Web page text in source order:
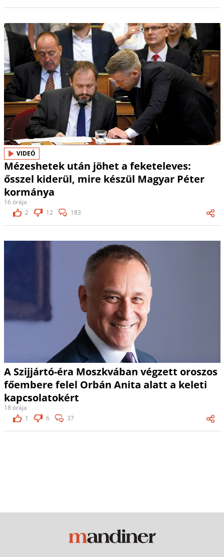
VIDEÓ
Mézeshetek után jöhet a feketeleves:
ősszel kiderül, mire készül Magyar Péter
kormánya
16 órája
2
12 183
A Szijjártó-éra Moszkvában végzett oroszos
főembere felel Orbán Anita alatt a keleti
kapcsolatokért
18 órája
1
6 37